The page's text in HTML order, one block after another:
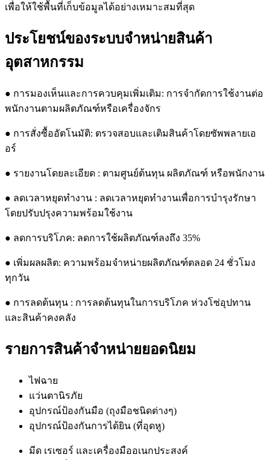
เพื่อให้ใช้พื้นที่เก็บข้อมูลได้อย่างเหมาะสมที่สุด
ประโยชน์ของระบบจำหน่ายสินค้า
อุตสาหกรรม
● การมองเห็นและการควบคุมเพิ่มเติม: การจำกัดการใช้งานต่อ
พนักงานตามผลิตภัณฑ์หรือเครื่องจักร
● การสั่งซื้ออัตโนมัติ: ตรวจสอบและเติมสินค้าโดยซัพพลายเอ
อร์
● รายงานโดยละเอียด : ตามศูนย์ต้นทุน ผลิตภัณฑ์ หรือพนักงาน
● ลดเวลาหยุดทำงาน : ลดเวลาหยุดทำงานเพื่อการบำรุงรักษา
โดยปรับปรุงความพร้อมใช้งาน
● ลดการบริโภค: ลดการใช้ผลิตภัณฑ์ลงถึง 35%
● เพิ่มผลผลิต: ความพร้อมจำหน่ายผลิตภัณฑ์ตลอด 24 ชั่วโมง
ทุกวัน
● การลดต้นทุน : การลดต้นทุนในการบริโภค ห่วงโซ่อุปทาน
และสินค้าคงคลัง
รายการสินค้าจำหน่ายยอดนิยม
ไฟฉาย
แว่นตานิรภัย
อุปกรณ์ป้องกันมือ (ถุงมือชนิดต่างๆ)
อุปกรณ์ป้องกันการได้ยิน (ที่อุดหู)
มีด เรเซอร์ และเครื่องมืออเนกประสงค์